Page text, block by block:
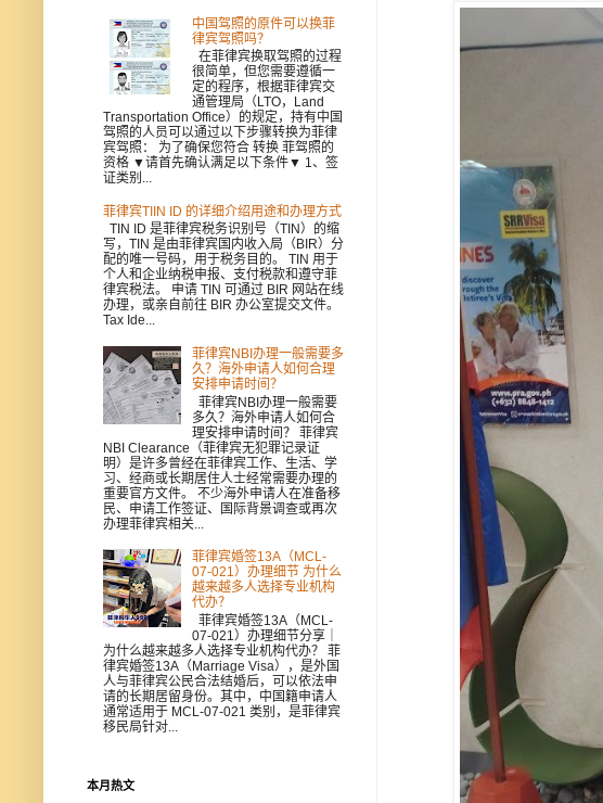
中国驾照的原件可以换菲
律宾驾照吗？
在菲律宾换取驾照的过程
很简单，但您需要遵循一
定的程序，根据菲律宾交
通管理局（LTO，Land
Transportation Office）的规定，持有中国
驾照的人员可以通过以下步骤转换为菲律
宾驾照： 为了确保您符合 转换 菲驾照的
资格 ▼请首先确认满足以下条件▼ 1、签
证类别...
菲律宾TIIN ID 的详细介绍用途和办理方式
TIN ID 是菲律宾税务识别号（TIN）的缩
写，TIN 是由菲律宾国内收入局（BIR）分
配的唯一号码，用于税务目的。 TIN 用于
个人和企业纳税申报、支付税款和遵守菲
律宾税法。 申请 TIN 可通过 BIR 网站在线
办理，或亲自前往 BIR 办公室提交文件。
Tax Ide...
菲律宾NBI办理一般需要多
久？海外申请人如何合理
安排申请时间？
菲律宾NBI办理一般需要
多久？海外申请人如何合
理安排申请时间？ 菲律宾
NBI Clearance（菲律宾无犯罪记录证
明）是许多曾经在菲律宾工作、生活、学
习、经商或长期居住人士经常需要办理的
重要官方文件。 不少海外申请人在准备移
民、申请工作签证、国际背景调查或再次
办理菲律宾相关...
菲律宾婚签13A（MCL-
07-021）办理细节 为什么
越来越多人选择专业机构
代办？
菲律宾婚签13A（MCL-
07-021）办理细节分享｜
为什么越来越多人选择专业机构代办？ 菲
律宾婚签13A（Marriage Visa），是外国
人与菲律宾公民合法结婚后，可以依法申
请的长期居留身份。其中，中国籍申请人
通常适用于 MCL-07-021 类别，是菲律宾
移民局针对...
本月热文